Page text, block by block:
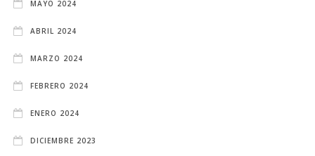
MAYO 2024
ABRIL 2024
MARZO 2024
FEBRERO 2024
ENERO 2024
DICIEMBRE 2023